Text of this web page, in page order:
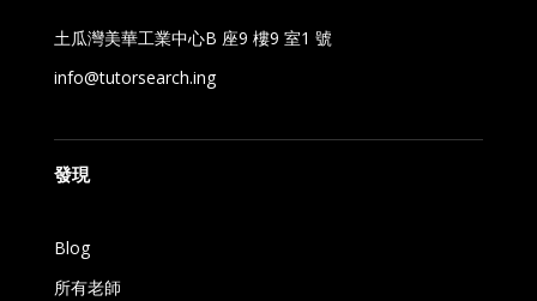
土瓜灣美華工業中心B 座9 樓9 室1 號
info@tutorsearch.ing
發現
Blog
所有老師